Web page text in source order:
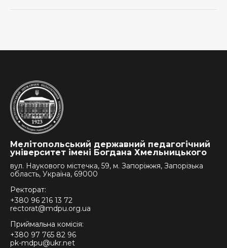
Мелітопольський державний педагогічний
університет імені Богдана Хмельницького
вул. Наукового містечка, 59, м. Запоріжжя, Запорізька
область, Україна, 69000
Ректорат:
+380 96 216 13 72
rectorat@mdpu.org.ua
Приймальна комісія:
+380 97 765 82 96
pk-mdpu@ukr.net